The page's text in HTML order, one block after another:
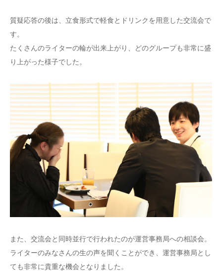
質疑応答の後は、立食形式で軽食とドリンクを用意した交流会で
す。
たくさんのライターの輪が出来上がり、どのグループも非常に盛
り上がった様子でした。
また、交流会と同時並行で行われたのが運営事務局への相談会。
ライターのみなさんの生の声を聞くことができ、運営事務局とし
ても非常に貴重な機会となりました。